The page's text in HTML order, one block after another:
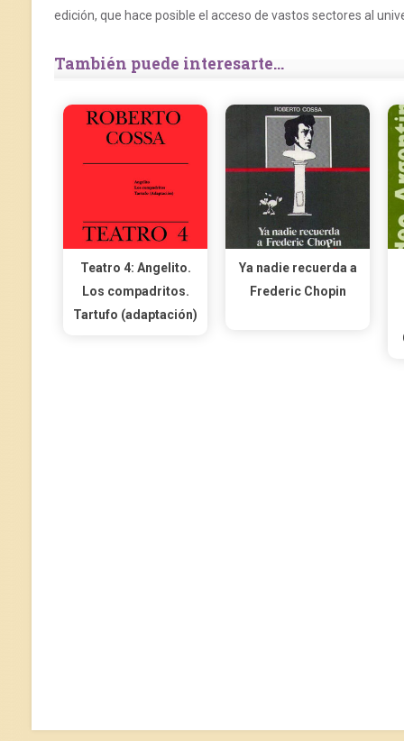
edición, que hace posible el acceso de vastos sectores al
También puede interesarte...
Teatro 4: Angelito.
Los compadritos.
Tartufo (adaptación)
Ya nadie recuerda a
Frederic Chopin